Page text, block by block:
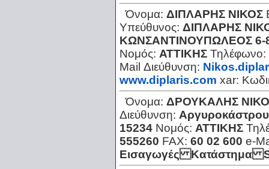
Όνομα: ΔΙΠΛΑΡΗΣ ΝΙΚΟΣ
Υπεύθυνος: ΔΙΠΛΑΡΗΣ
ΚΩΝΣΑΝΤΙΝΟΥΠΩΛΕΟΣ 6-
Νομός: ΑΤΤΙΚΗΣ Τηλέφωνο:
Mail Διεύθυνση:
www.diplaris.com xar:
Όνομα: ΔΡΟΥΚΑΛΗΣ
Διεύθυνση:
15234 Νομός: ΑΤΤΙΚΗΣ
555260 FAX: 60 02 600 e-
Εισαγωγές Κατάστημα